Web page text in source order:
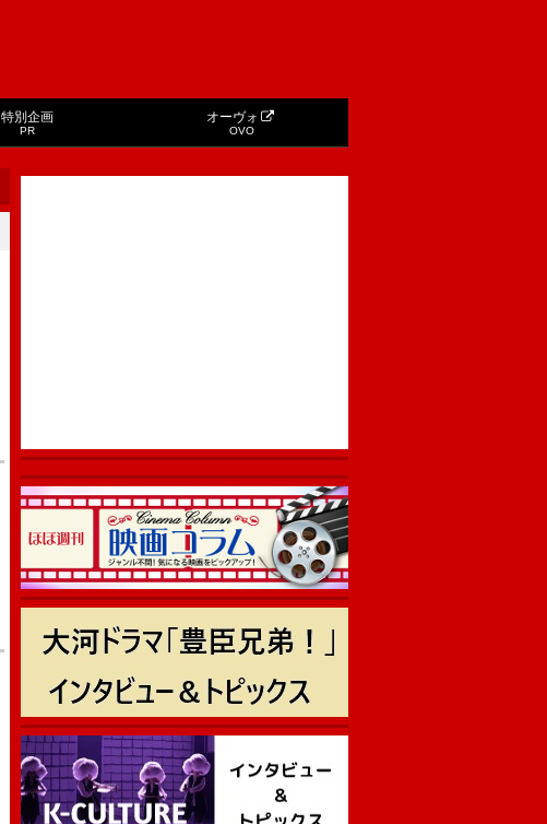
特別企画
PR
オーヴォ
OVO